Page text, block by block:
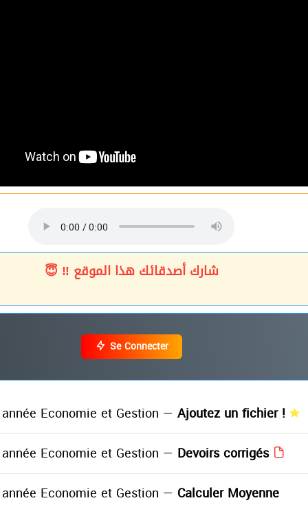
شارك أصدقائك هذا الموقع ‼ 😇
Se Connecter
Economie et Gestion — Ajoutez un fichier !
Economie et Gestion — Devoirs corrigés
Economie et Gestion — Calculer Moyenne